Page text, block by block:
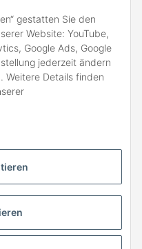
gestatten Sie den
Website: YouTube,
Google Ads, Google
jederzeit ändern
Weitere Details finden